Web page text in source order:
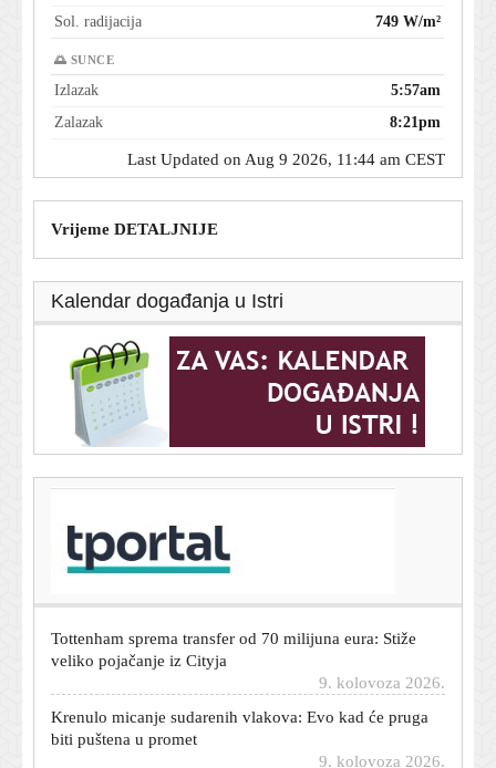
Sol. radijacija
749 W/m²
🌅 SUNCE
Izlazak
5:57am
Zalazak
8:21pm
Last Updated on Aug 9 2026, 11:44 am CEST
Vrijeme DETALJNIJE
Kalendar događanja u Istri
Pjesme Taylor Swift uklonjene s objava kampanje
Donalda Trumpa i Bijele kuće
veliko pojačanje iz Cityja
biti puštena u promet